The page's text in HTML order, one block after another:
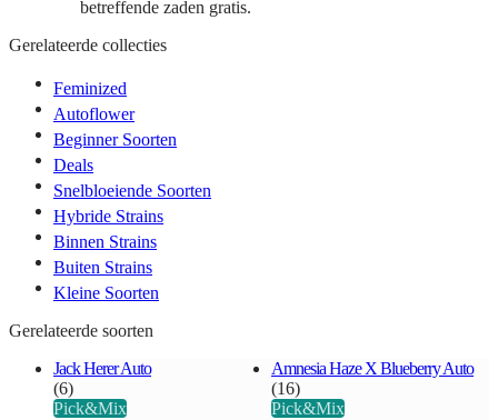
betreffende zaden gratis.
Gerelateerde collecties
Feminized
Autoflower
Beginner Soorten
Deals
Snelbloeiende Soorten
Hybride Strains
Binnen Strains
Buiten Strains
Kleine Soorten
Gerelateerde soorten
Jack Herer Auto
(6)
Pick&Mix
Amnesia Haze X Blueberry Auto
(16)
Pick&Mix